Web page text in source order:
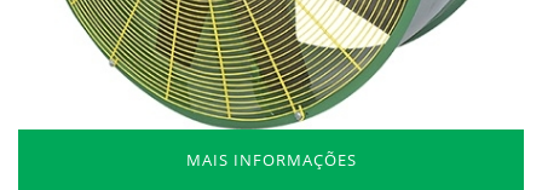
MAIS INFORMAÇÕES